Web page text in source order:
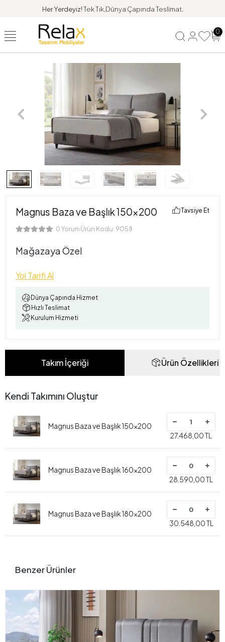
Her Yerdeyiz!Tek Tık,Dünya Çapında Teslimat.
0
Magnus Baza ve Başlık 150x200
0 Yorum Ürün Kodu: 9058
Tavsiye Et
Mağazaya Özel
Yol Tarifi Al
Dünya Çapında Hizmet
Hızlı Teslimat
Kurulum Hizmeti
Takım İçeriği Ürün Özellikleri
Kendi Takımını Oluştur
Magnus Baza ve Başlık 150x200
27.468,00 TL
Magnus Baza ve Başlık 160x200
28.590,00 TL
Magnus Baza ve Başlık 180x200
30.548,00 TL
Benzer Ürünler